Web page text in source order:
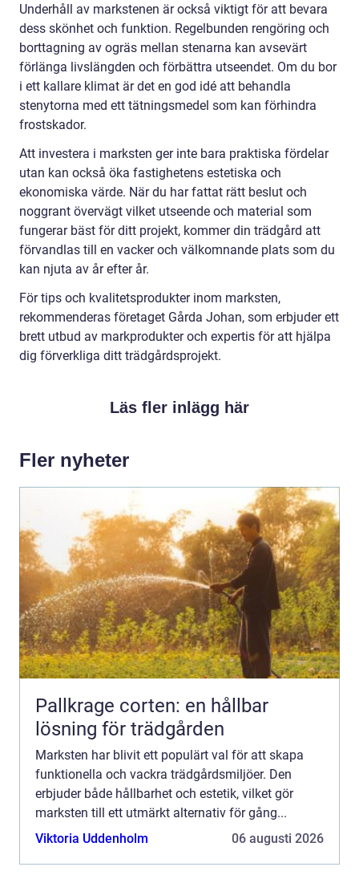
Underhåll av markstenen är också viktigt för att bevara
dess skönhet och funktion. Regelbunden rengöring och
borttagning av ogräs mellan stenarna kan avsevärt
förlänga livslängden och förbättra utseendet. Om du bor
i ett kallare klimat är det en god idé att behandla
stenytorna med ett tätningsmedel som kan förhindra
frostskador.
Att investera i marksten ger inte bara praktiska fördelar
utan kan också öka fastighetens estetiska och
ekonomiska värde. När du har fattat rätt beslut och
noggrant övervägt vilket utseende och material som
fungerar bäst för ditt projekt, kommer din trädgård att
förvandlas till en vacker och välkomnande plats som du
kan njuta av år efter år.
För tips och kvalitetsprodukter inom marksten,
rekommenderas företaget Gårda Johan, som erbjuder ett
brett utbud av markprodukter och expertis för att hjälpa
dig förverkliga ditt trädgårdsprojekt.
Läs fler inlägg här
Fler nyheter
Pallkrage corten: en hållbar
lösning för trädgården
Marksten har blivit ett populärt val för att skapa
funktionella och vackra trädgårdsmiljöer. Den
erbjuder både hållbarhet och estetik, vilket gör
marksten till ett utmärkt alternativ för gång...
Viktoria Uddenholm
06 augusti 2026